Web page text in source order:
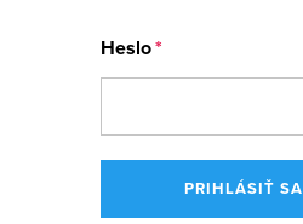
Heslo
PRIHLÁSIŤ SA